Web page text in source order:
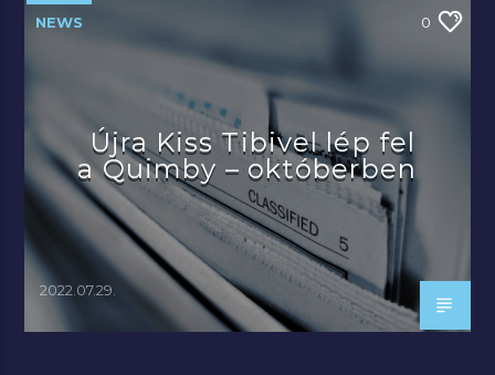
NEWS 0
Újra Kiss Tibivel lép fel
a Quimby – októberben
2022.07.29.